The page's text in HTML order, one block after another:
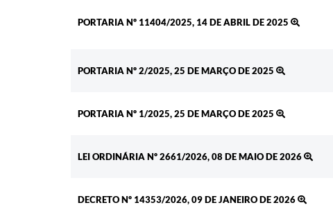
PORTARIA Nº 11404/2025, 14 DE ABRIL DE 2025
PORTARIA Nº 2/2025, 25 DE MARÇO DE 2025
PORTARIA Nº 1/2025, 25 DE MARÇO DE 2025
LEI ORDINÁRIA Nº 2661/2026, 08 DE MAIO DE 2026
DECRETO Nº 14353/2026, 09 DE JANEIRO DE 2026